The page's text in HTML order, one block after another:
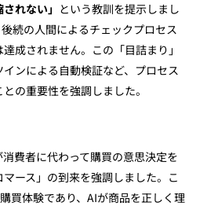
れない」 という教訓を提示しまし
続の人間によるチェックプロセス
成されません。この「目詰まり」
ンによる自動検証など、プロセス
の重要性を強調しました。
費者に代わって購買の意思決定を
ース」の到来を強調しました。こ
買体験であり、AIが商品を正しく理